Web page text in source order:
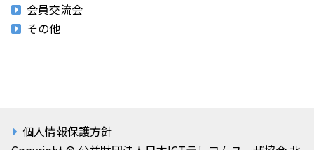
会員交流会
その他
個人情報保護方針